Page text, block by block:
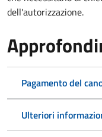
dell'autorizzazione.
Pagamento del
Ulteriori